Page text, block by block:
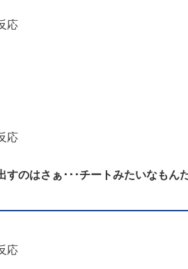
応
応
すのはさぁ･･･チートみたいなもん
応